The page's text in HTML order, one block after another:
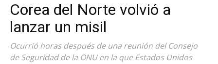
Corea del Norte volvió a
lanzar un misil
Ocurrió horas después de una reunión del Consejo
de Seguridad de la ONU en la que Estados Unidos